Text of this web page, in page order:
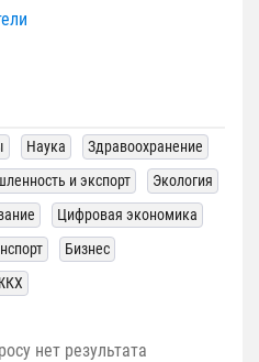
Наука
Здравоохранение
и экспорт
Экология
Цифровая экономика
Бизнес
нет результата